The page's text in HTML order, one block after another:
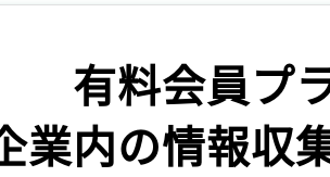
有料会員プ
業内の情報収